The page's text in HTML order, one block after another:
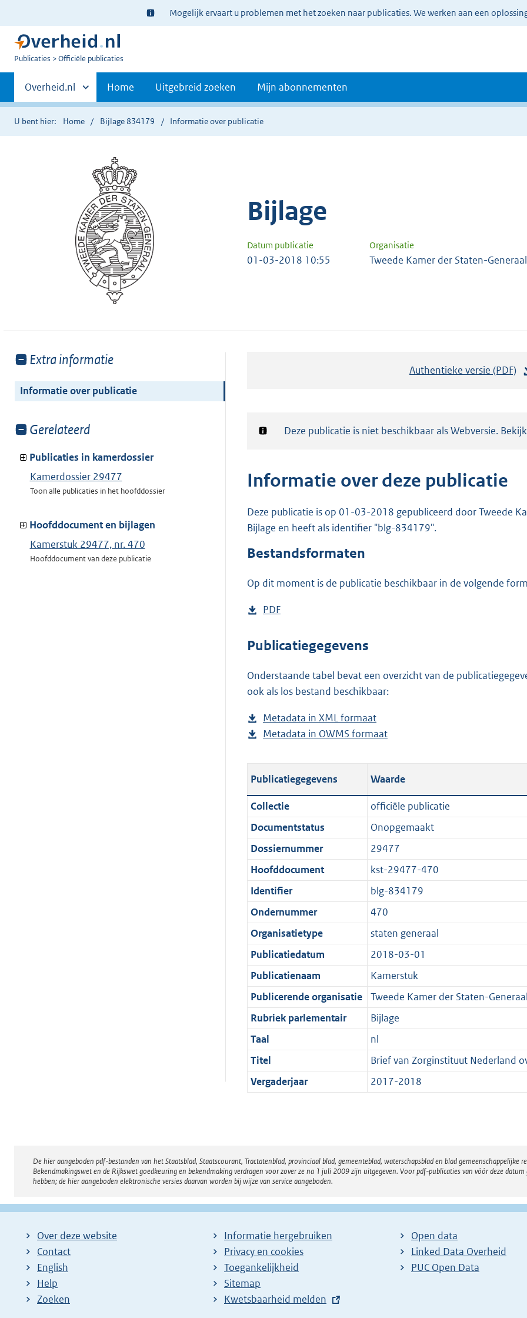
Ter
informatie:
Mogelijk ervaart u problemen met het zoeken naar publicaties. We werken aan een
U
Publicaties Officiële publicaties
Primaire
navigatie
Andere
sites
binnen
Overheid.nl Home Uitgebreid zoeken Mijn abonnementen
U bent hier: Home Bijlage 834179 Informatie over publicatie
Bijlage
Datum publicatie Organisatie
01-03-2018 10:55 Tweede Kamer der Staten-Generaal
Toon
van:
Extra informatie
Informatie over publicatie
Toon
van:
Gerelateerd
Publicaties in kamerdossier
Kamerdossier 29477
Toon alle publicaties in het hoofddossier
Hoofddocument en bijlagen
Kamerstuk 29477, nr. 470
Hoofddocument van deze publicatie
Authentieke versie (PDF)
a
r
K
Notificatie:
Deze publicatie is niet beschikbaar als Webversie.
Informatie over deze publicatie
Deze publicatie is op 01-03-2018 gepubliceerd door Tweede
Bijlage en heeft als identifier "blg-834179".
Bestandsformaten
Op dit moment is de publicatie beschikbaar in de volgende
D
w
l
o
d
p
l
i
c
a
t
i
e
i
n
f
o
r
m
a
a
t
PDF
s
a
n
s
g
o
t
t
e
:
4
7
0
K
b
Publicatiegegevens
Onderstaande tabel bevat een overzicht van de
ook als los bestand beschikbaar:
Metadata in XML formaat
e
t
a
n
d
s
g
r
o
o
t
t
e
:
1
K
b
Metadata in OWMS formaat
s
t
a
n
d
s
g
r
o
t
t
e
:
1
K
b
Publicatiegegevens Waarde
Collectie
officiële publicatie
Documentstatus
Onopgemaakt
Dossiernummer
29477
Hoofddocument
kst-29477-470
Identifier
blg-834179
Ondernummer
470
Organisatietype
staten generaal
Publicatiedatum
2018-03-01
Publicatienaam
Kamerstuk
Publicerende organisatie
Tweede Kamer der Staten-
Rubriek parlementair
Bijlage
Taal
nl
Titel
Brief van Zorginstituut Nederland
Vergaderjaar
2017-2018
Disclaimer
De hier aangeboden pdf-bestanden van het Staatsblad, Staatscourant, Tractatenblad, provinciaal blad, gemeenteblad, waterschapsblad en blad
Bekendmakingswet en de Rijkswet goedkeuring en bekendmaking verdragen voor zover ze na 1 juli 2009 zijn uitgegeven. Voor pdf-publicaties van vóór deze
hebben; de hier aangeboden elektronische versies daarvan worden bij wijze van service aangeboden.
Over deze website
Contact
English
Help
Zoeken
Informatie hergebruiken
Privacy en cookies
Toegankelijkheid
Sitemap
E
Kwetsbaarheid melden
Open data
Linked Data Overheid
PUC Open Data